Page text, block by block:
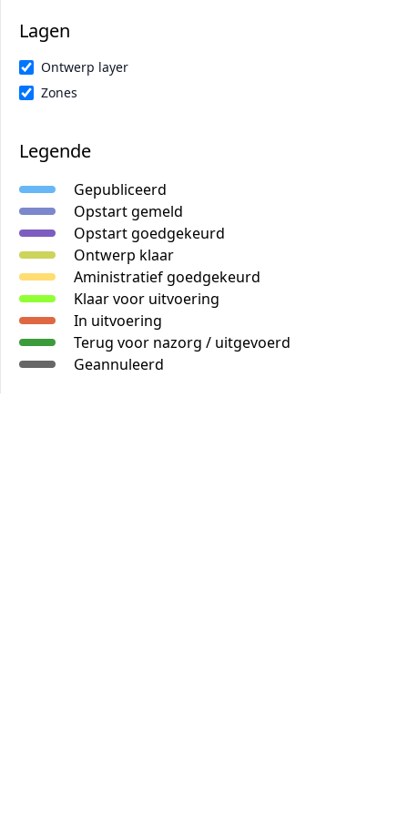
Lagen
Ontwerp layer
Zones
Legende
Gepubliceerd
Opstart gemeld
Opstart goedgekeurd
Ontwerp klaar
Aministratief goedgekeurd
Klaar voor uitvoering
In uitvoering
Terug voor nazorg / uitgevoerd
Geannuleerd